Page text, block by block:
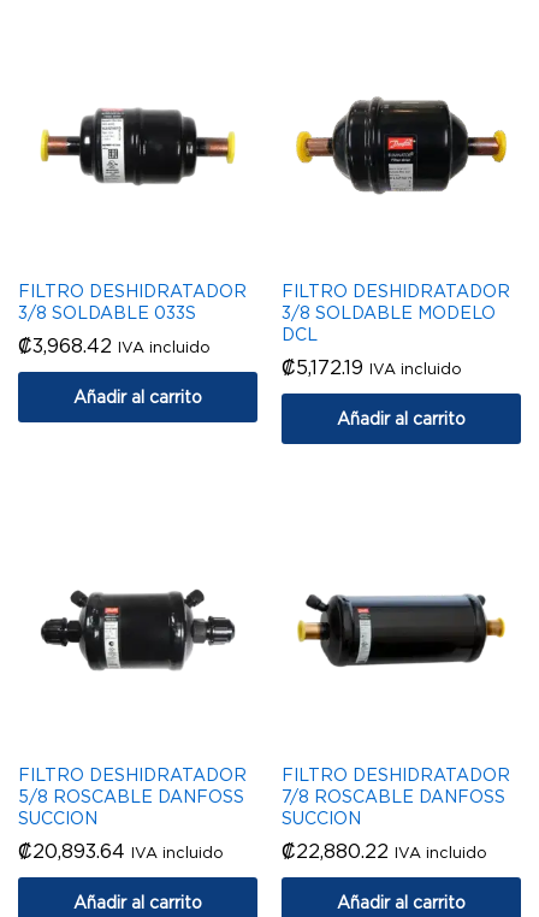
FILTRO DESHIDRATADOR
3/8 SOLDABLE 033S
₡3,968.42 IVA incluido
Añadir al carrito
FILTRO DESHIDRATADOR
3/8 SOLDABLE MODELO
DCL
₡5,172.19 IVA incluido
Añadir al carrito
FILTRO DESHIDRATADOR
5/8 ROSCABLE DANFOSS
SUCCION
₡20,893.64 IVA incluido
Añadir al carrito
FILTRO DESHIDRATADOR
7/8 ROSCABLE DANFOSS
SUCCION
₡22,880.22 IVA incluido
Añadir al carrito